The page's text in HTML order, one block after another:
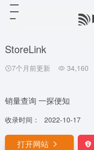
StoreLink
7个月前更新 34,160
销量查询 一探便知
收录时间： 2022-10-17
打开网站